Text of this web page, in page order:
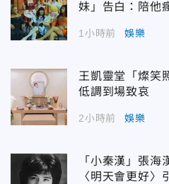
妹」告白：陪他
1小時前 娛樂
王凱靈堂「燦笑
低調到場致哀
2小時前 娛樂
「小秦漢」張
〈明天會更好〉